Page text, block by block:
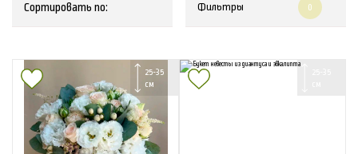
Сортировать по: Фильтры 0
25-35
см